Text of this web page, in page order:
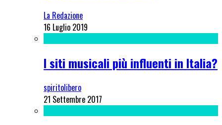
La Redazione
16 Luglio 2019
I siti musicali più influenti in Italia?
spiritolibero
21 Settembre 2017